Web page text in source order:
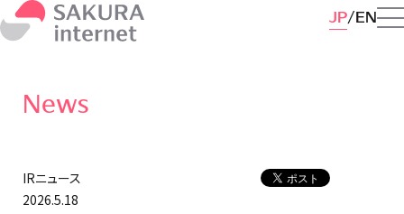
JP EN
News
IRニュース
2026.5.18